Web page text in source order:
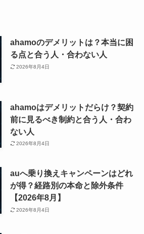
ahamoのデメリットは？本当に困
る点と合う人・合わない人
2026年8月4日
ahamoはデメリットだらけ？契約
前に見るべき制約と合う人・合わ
ない人
2026年8月4日
auへ乗り換えキャンペーンはどれ
が得？経路別の本命と除外条件
【2026年8月】
2026年8月4日